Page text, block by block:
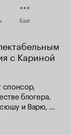
Еще
с Кариной
спонсор,
блогера.
и Варю,
Миля ставит
к концу